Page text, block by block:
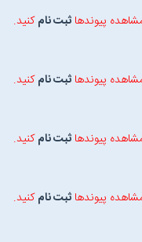
پیوندها ثبت نامکنید.
پیوندها ثبت نامکنید.
پیوندها ثبت نامکنید.
پیوندها ثبت نامکنید.